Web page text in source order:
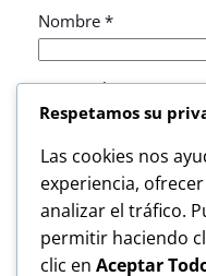
Nombre *
Correo electrónico*
Web
Guarda mi
este navegador
Respetamos su
Las cookies nos
experiencia,
analizar el tráfico.
permitir haciendo
clic en Aceptar